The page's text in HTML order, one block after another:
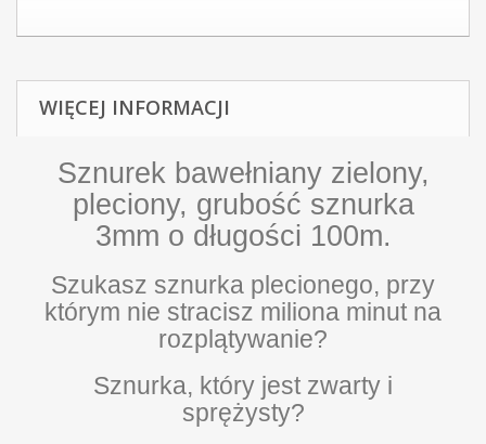
WIĘCEJ INFORMACJI
Sznurek bawełniany zielony,
pleciony, grubość sznurka
3mm o długości 100m.
Szukasz sznurka plecionego, przy
którym nie stracisz miliona minut na
rozplątywanie?
Sznurka, który jest zwarty i
sprężysty?